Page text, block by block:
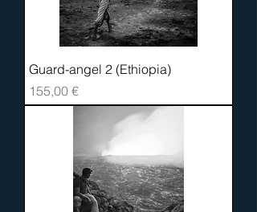
Guard-angel 2 (Ethiopia)
Prix
155,00 €